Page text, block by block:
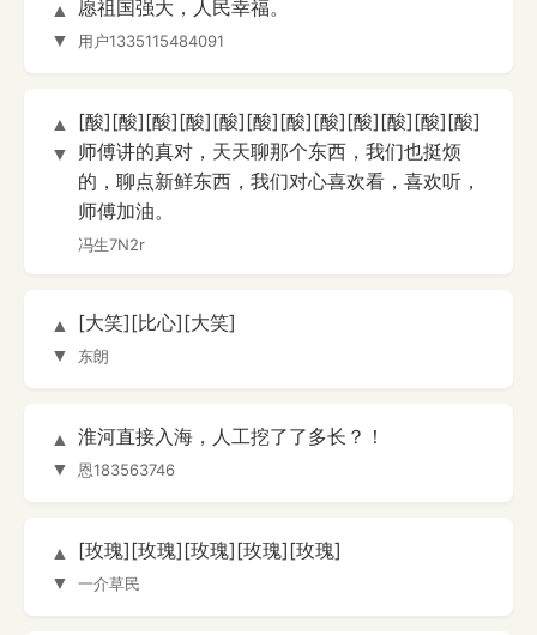
▲
▼
愿祖国强大，人民幸福。
用户1335115484091
▲
▼
[酸][酸][酸][酸][酸][酸][酸][酸][酸][酸][酸][酸]
师傅讲的真对，天天聊那个东西，我们也挺烦
的，聊点新鲜东西，我们对心喜欢看，喜欢听，
师傅加油。
冯生7N2r
▲
▼
[大笑][比心][大笑]
东朗
▲
▼
淮河直接入海，人工挖了了多长？！
恩183563746
▲
▼
[玫瑰][玫瑰][玫瑰][玫瑰][玫瑰]
一介草民